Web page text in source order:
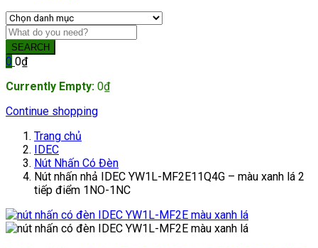
SEARCH
0 0₫
Currently Empty: 0₫
Continue shopping
Trang chủ
IDEC
Nút Nhấn Có Đèn
Nút nhấn nhả IDEC YW1L-MF2E11Q4G – màu xanh lá 2
tiếp điểm 1NO-1NC